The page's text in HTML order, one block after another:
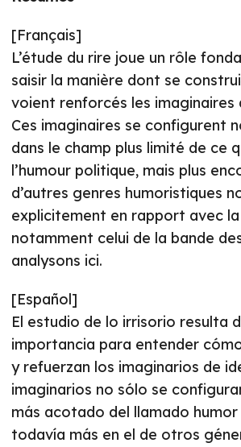
[Français]
L’étude du rire joue un rôle
saisir la manière dont se
voient renforcés les imaginaires
Ces imaginaires se configurent
dans le champ plus limité de ce
l’humour politique, mais plus
d’autres genres humoristiques
explicitement en rapport avec
notamment celui de la bande
analysons ici.
[Español]
El estudio de lo irrisorio resulta
importancia para entender
y refuerzan los imaginarios de
imaginarios no sólo se
más acotado del llamado
todavía más en el de otros